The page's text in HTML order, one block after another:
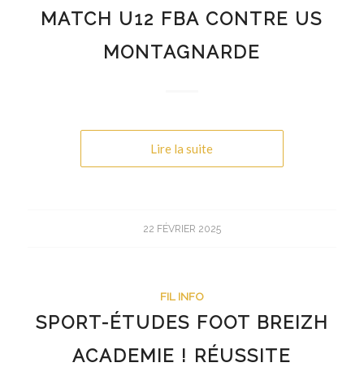
MATCH U12 FBA CONTRE US
MONTAGNARDE
Lire la suite
22 FÉVRIER 2025
FIL INFO
SPORT-ÉTUDES FOOT BREIZH
ACADEMIE ! RÉUSSITE